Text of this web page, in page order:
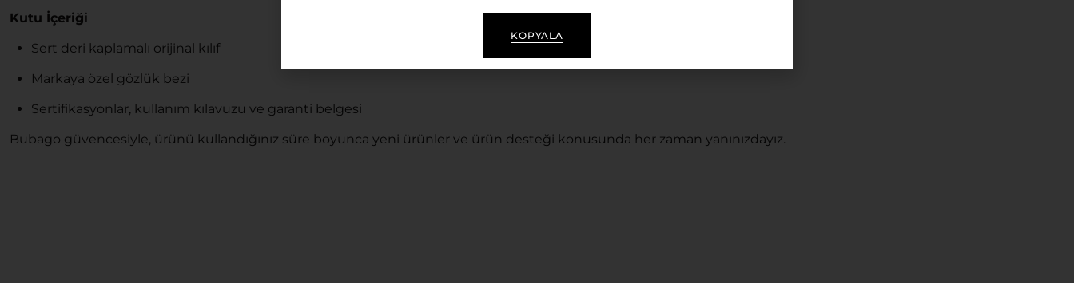
Kutu İçeriği
Sert deri kaplamalı orijinal kılıf
Markaya özel gözlük bezi
Sertifikasyonlar, kullanım kılavuzu ve garanti belgesi
Bubago güvencesiyle, ürünü kullandığınız süre boyunca yeni ürünler ve ürün desteği konusunda her zaman yanınızdayız.
KOPYALA